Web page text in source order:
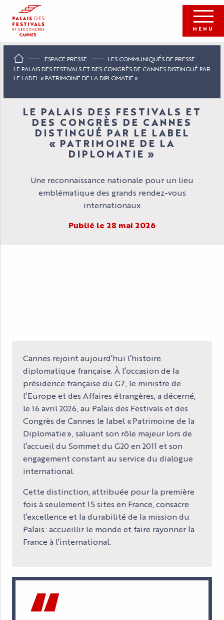
contenu
principal
MENU
ESPACE PRESSE
LES COMMUNIQUÉS DE PRESSE
LE PALAIS DES FESTIVALS ET DES CONGRÈS DE CANNES DISTINGUÉ PAR
LE LABEL « PATRIMOINE DE LA DIPLOMATIE »
LE PALAIS DES FESTIVALS ET
DES CONGRÈS DE CANNES
DISTINGUÉ PAR LE LABEL
« PATRIMOINE DE LA
DIPLOMATIE »
Une reconnaissance nationale pour un lieu
emblématique des grands rendez-vous
internationaux
Publié le 28 mai 2026
Cannes rejoint aujourd’hui l’histoire
diplomatique française. À l’occasion de la
présidence française du G7, le ministre de
l’Europe et des Affaires étrangères, a décerné,
le 16 avril 2026, au Palais des Festivals et des
Congrès de Cannes le label « Patrimoine de la
Diplomatie », saluant son rôle majeur lors de
l’accueil du Sommet du G20 en 2011 et son
engagement constant au service du dialogue
international.
Cette distinction, attribuée pour la première
fois à seulement 15 sites en France, consacre
l’excellence et la durabilité de la mission du
Palais : accueillir le monde et faire rayonner la
France à l’international.